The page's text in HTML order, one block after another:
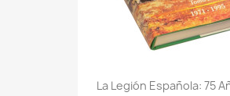
La Legión Española: 75